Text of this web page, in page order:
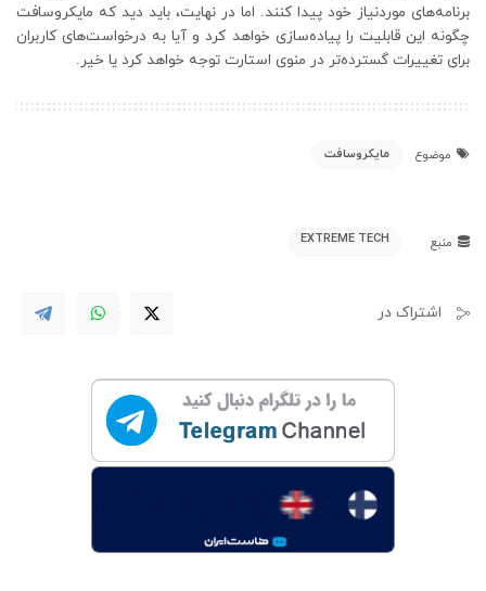
برنامه‌های موردنیاز خود پیدا کنند. اما در نهایت، باید دید که مایکروسافت
چگونه این قابلیت را پیاده‌سازی خواهد کرد و آیا به درخواست‌های کاربران
برای تغییرات گسترده‌تر در منوی استارت توجه خواهد کرد یا خیر.
موضوع مایکروسافت
منبع EXTREME TECH
اشتراک در